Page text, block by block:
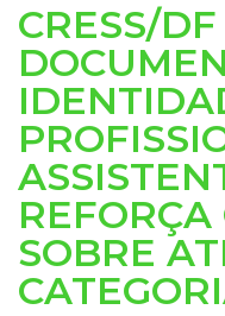
CRESS/
SOBRE